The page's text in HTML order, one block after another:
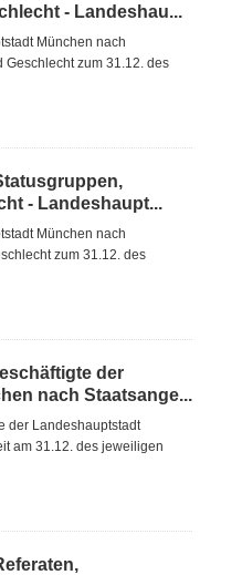
- Landeshau...
München nach
zum 31.12. des
- Landeshaupt...
München nach
zum 31.12. des
der
nach Staatsange...
der Landeshauptstadt
am 31.12. des jeweiligen